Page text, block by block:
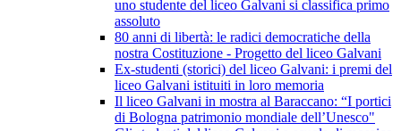
uno studente del liceo Galvani si classifica primo
assoluto
80 anni di libertà: le radici democratiche della
nostra Costituzione - Progetto del liceo Galvani
Ex-studenti (storici) del liceo Galvani: i premi del
liceo Galvani istituiti in loro memoria
Il liceo Galvani in mostra al Baraccano: “I portici
di Bologna patrimonio mondiale dell’Unesco"